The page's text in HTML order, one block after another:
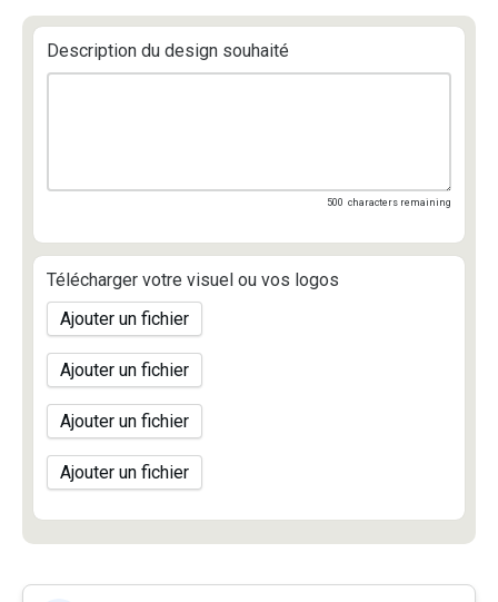
Description du design souhaité
500 characters remaining
Télécharger votre visuel ou vos logos
Ajouter un fichier
Ajouter un fichier
Ajouter un fichier
Ajouter un fichier